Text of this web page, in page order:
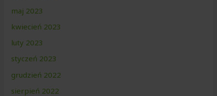
maj 2023
kwiecień 2023
luty 2023
styczeń 2023
grudzień 2022
sierpień 2022